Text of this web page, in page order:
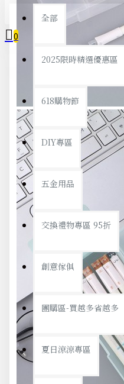
全部
2025限時精選優惠區
618購物節
DIY專區
五金用品
交換禮物專區 95折
創意傢俱
團購區-買越多省越多
夏日涼涼專區
0
您的購物車內沒有商品！